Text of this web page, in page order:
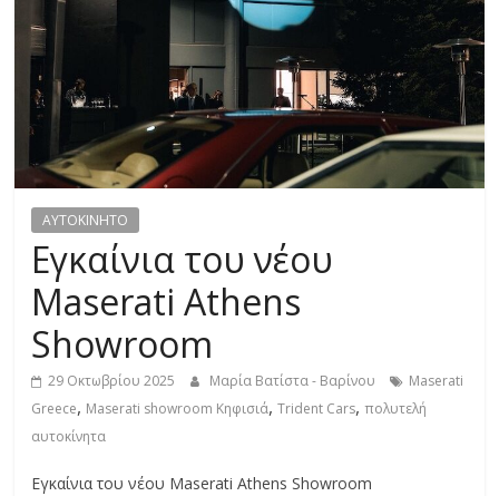
R
E
S
SAYTOKINHTO
Εγκαίνια του νέου
Maserati Athens
Showroom
29 Οκτωβρίου 2025 Μαρία Βατίστα - Βαρίνου
Maserati
Greece, Maserati showroom Κηφισιά,Trident Cars,πολυτελή
αυτοκίνητα
Εγκαίνια του νέου Maserati Athens Showroom